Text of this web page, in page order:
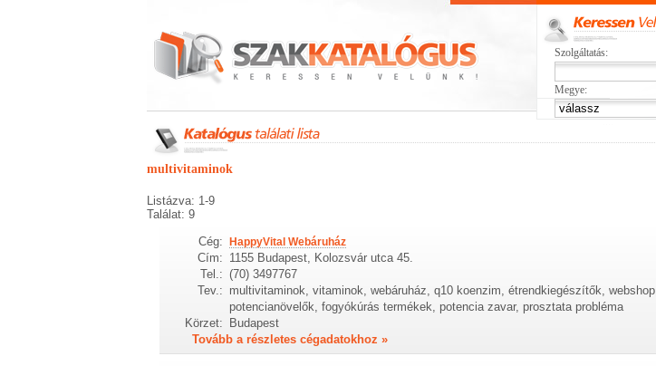
Szolgáltatás:
Megye:
multivitaminok
Listázva: 1-9
Találat: 9
Cég: HappyVital Webáruház
Cím: 1155 Budapest, Kolozsvár utca 45.
Tel.: (70) 3497767
Tev.: multivitaminok, vitaminok, webáruház, q10 koenzim, étrendkiegészítők, webshop,
potencianövelők, fogyókúrás termékek, potencia zavar, prosztata probléma
Körzet: Budapest
Tovább a részletes cégadatokhoz »